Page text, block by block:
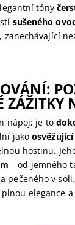
tóny
sušeného
, zanechávající
ZÁŽITKY
nápoj; je to
jako
hostinu.
– od jemného
pečeného v
elegance